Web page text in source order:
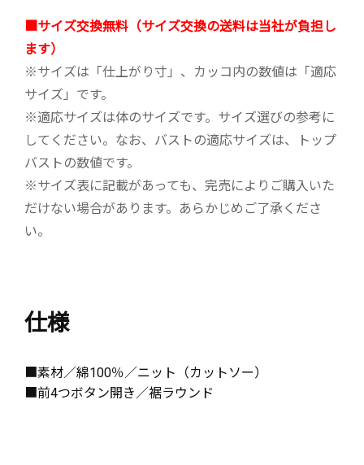
■サイズ交換無料（サイズ交換の送料は当社が負担し
ます）
※サイズは「仕上がり寸」、カッコ内の数値は「適応
サイズ」です。
※適応サイズは体のサイズです。サイズ選びの参考に
してください。なお、バストの適応サイズは、トップ
バストの数値です。
※サイズ表に記載があっても、完売によりご購入いた
だけない場合があります。あらかじめご了承くださ
い。
仕様
■素材／綿100％／ニット（カットソー）
■前4つボタン開き／裾ラウンド